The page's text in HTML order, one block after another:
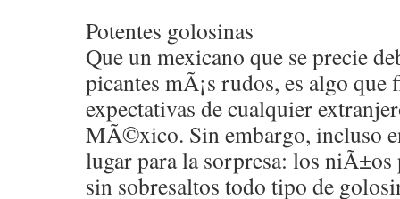
Potentes golosinas
Que un mexicano que se precie
picantes mÃ¡s rudos, es algo que
expectativas de cualquier
MÃ©xico. Sin embargo, incluso
lugar para la sorpresa: los niÃ±os
sin sobresaltos todo tipo de